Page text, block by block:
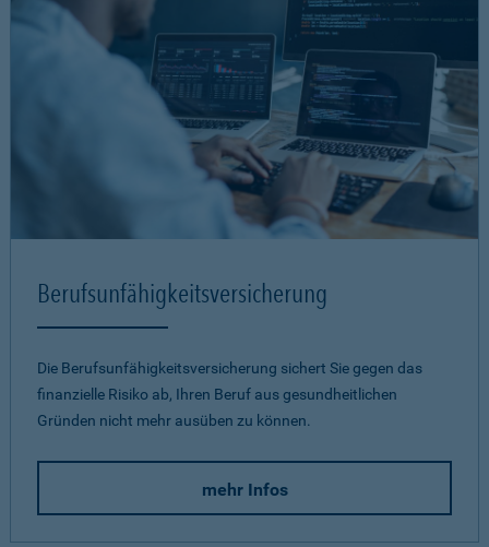
Berufsunfähigkeits­versicherung
Die Berufsunfähigkeitsversicherung sichert Sie gegen das
finanzielle Risiko ab, Ihren Beruf aus gesundheitlichen
Gründen nicht mehr ausüben zu können.
mehr Infos